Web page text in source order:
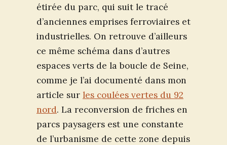
étirée du parc, qui suit le tracé
d’anciennes emprises ferroviaires et
industrielles. On retrouve d’ailleurs
ce même schéma dans d’autres
espaces verts de la boucle de Seine,
comme je l’ai documenté dans mon
article sur les coulées vertes du 92
nord. La reconversion de friches en
parcs paysagers est une constante
de l’urbanisme de cette zone depuis